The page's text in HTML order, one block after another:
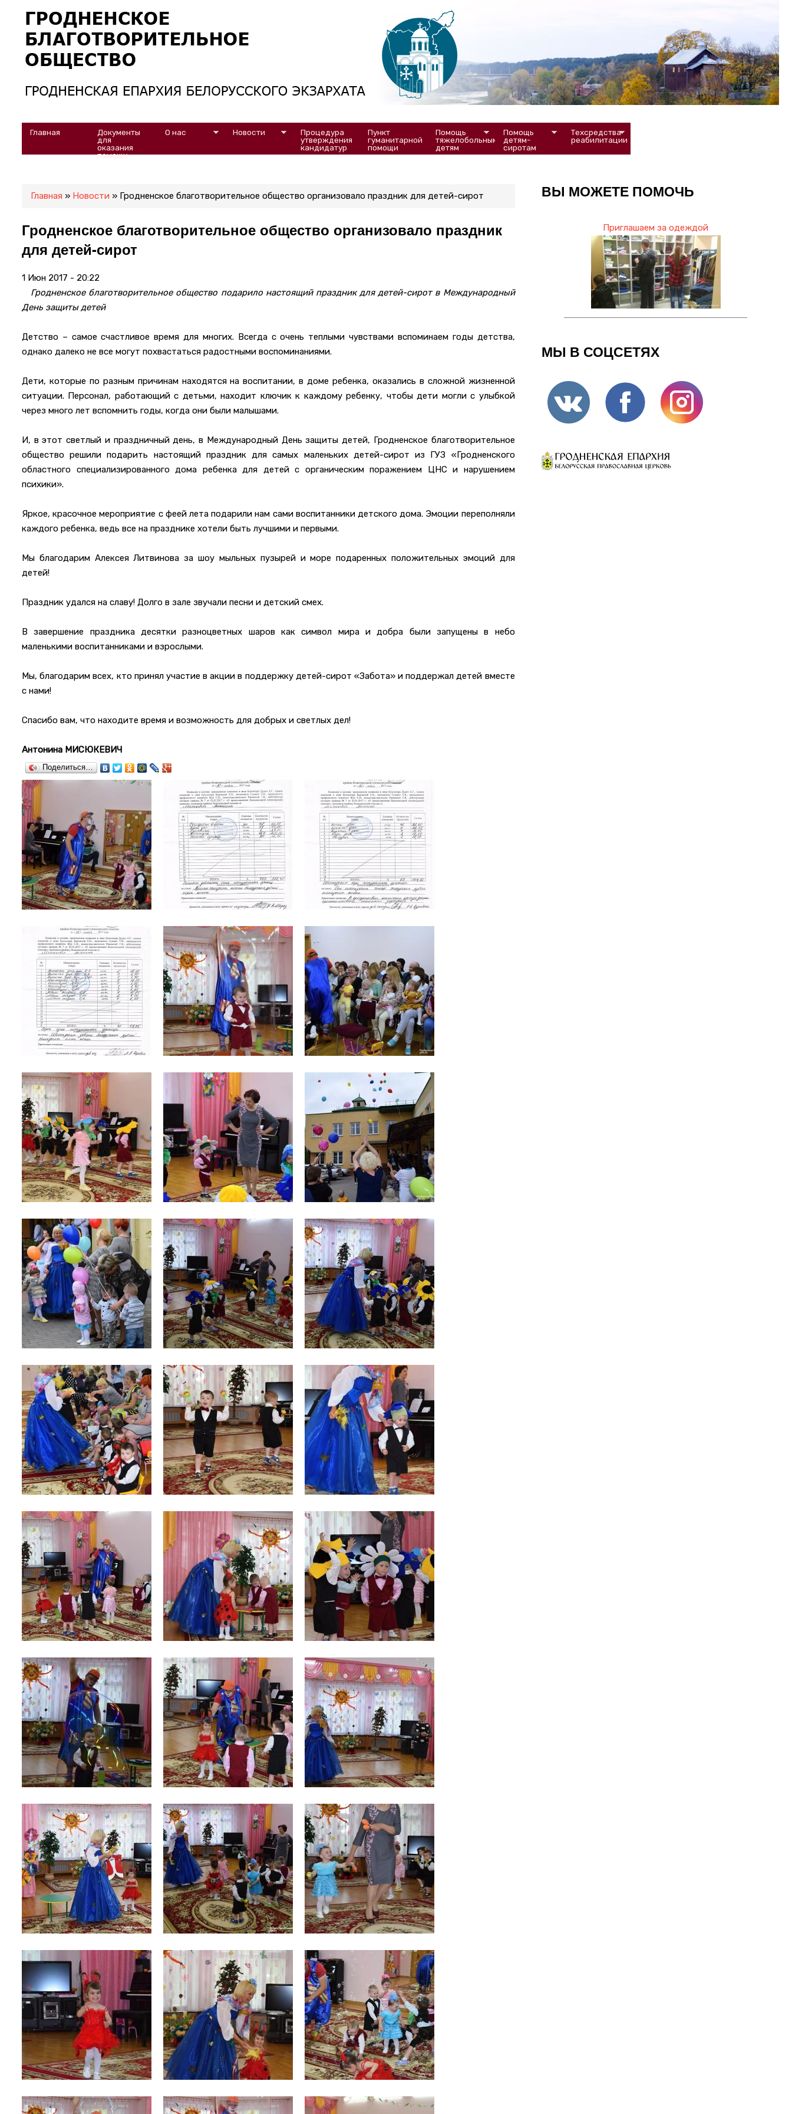
Главная
Документы
для
оказания
помощи
О нас Новости
Процедура
утверждения
кандидатур
Пункт
гуманитарной
помощи
Помощь
тяжелобольным
детям
Помощь
детям-
сиротам
Техсредства
реабилитации
Вы здесь
Главная » Новости » Гродненское благотворительное общество организовало праздник для детей-сирот
Гродненское благотворительное общество организовало праздник
для детей-сирот
1 Июн 2017 - 20:22
Гродненское благотворительное общество подарило настоящий праздник для детей-сирот в Международный
День защиты детей
Детство – самое счастливое время для многих. Всегда с очень теплыми чувствами вспоминаем годы детства,
однако далеко не все могут похвастаться радостными воспоминаниями.
Дети, которые по разным причинам находятся на воспитании, в доме ребенка, оказались в сложной жизненной
ситуации. Персонал, работающий с детьми, находит ключик к каждому ребенку, чтобы дети могли с улыбкой
через много лет вспомнить годы, когда они были малышами.
И, в этот светлый и праздничный день, в Международный День защиты детей, Гродненское благотворительное
общество решили подарить настоящий праздник для самых маленьких детей-сирот из ГУЗ «Гродненского
областного специализированного дома ребенка для детей с органическим поражением ЦНС и нарушением
психики».
Яркое, красочное мероприятие с феей лета подарили нам сами воспитанники детского дома. Эмоции переполняли
каждого ребенка, ведь все на празднике хотели быть лучшими и первыми.
Мы благодарим Алексея Литвинова за шоу мыльных пузырей и море подаренных положительных эмоций для
детей!
Праздник удался на славу! Долго в зале звучали песни и детский смех.
В завершение праздника десятки разноцветных шаров как символ мира и добра были запущены в небо
маленькими воспитанниками и взрослыми.
Мы, благодарим всех, кто принял участие в акции в поддержку детей-сирот «Забота» и поддержал детей вместе
с нами!
Спасибо вам, что находите время и возможность для добрых и светлых дел!
Антонина МИСЮКЕВИЧ
Поделиться…
ВЫ МОЖЕТЕ ПОМОЧЬ
Приглашаем за одеждой
МЫ В СОЦСЕТЯХ